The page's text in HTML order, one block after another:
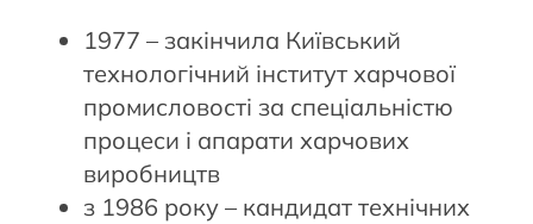
1977 – закінчила Київський
технологічний інститут харчової
промисловості за спеціальністю
процеси і апарати харчових
виробництв
з 1986 року – кандидат технічних